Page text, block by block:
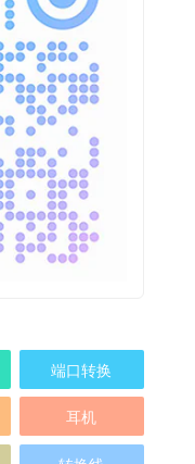
端口转换
耳机